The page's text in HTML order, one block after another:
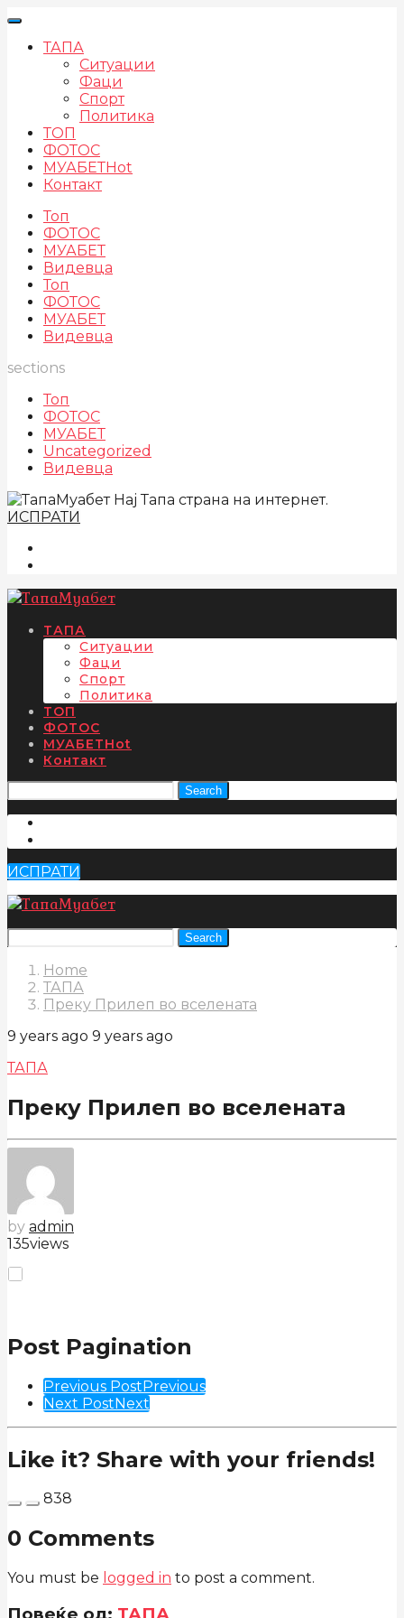
ТАПА
Ситуации
Фаци
Спорт
Политика
ТОП
ФОТОС
МУАБЕТHot
Контакт
Топ
ФОТОС
МУАБЕТ
Видевца
Топ
ФОТОС
МУАБЕТ
Видевца
sections
Топ
ФОТОС
МУАБЕТ
Uncategorized
Видевца
Нај Тапа страна на интернет.
ИСПРАТИ
ТАПА
Ситуации
Фаци
Спорт
Политика
ТОП
ФОТОС
МУАБЕТHot
Контакт
Search
ИСПРАТИ
Search
Home
ТАПА
Преку Прилеп во вселената
9 years ago 9 years ago
ТАПА
Преку Прилеп во вселената
by admin
135views
Post Pagination
Previous PostPrevious
Next PostNext
Like it? Share with your friends!
838
0 Comments
You must be logged in to post a comment.